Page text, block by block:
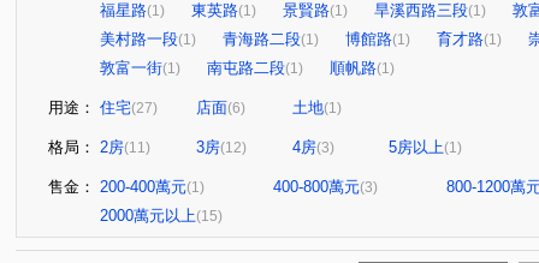
福星路(1) 東英路(1) 景賢路(1) 旱溪西路三段(1)
敦
美村路一段(1) 青海路二段(1) 博館路(1) 育才路(1)
敦富一街(1) 南屯路二段(1) 順帆路(1)
用途： 住宅(27) 店面(6) 土地(1)
格局： 2房(11) 3房(12) 4房(3) 5房以上(1)
售金： 200-400萬元(1) 400-800萬元(3)
800-1200萬
2000萬元以上(15)